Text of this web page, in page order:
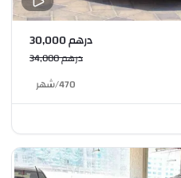
درهم 30,000
درهم 34,000
470
/شهر